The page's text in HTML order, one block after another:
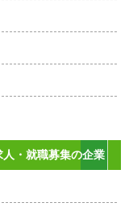
・就職募集の企業